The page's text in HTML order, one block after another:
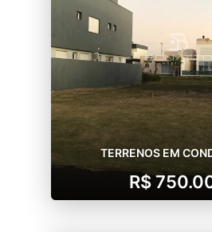
TERRENOS EM
R$